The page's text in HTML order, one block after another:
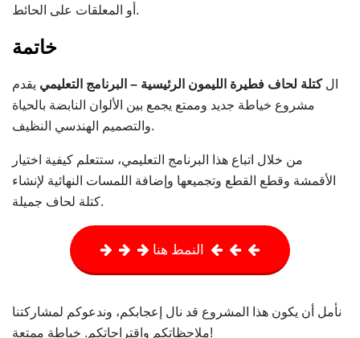
أو المعلقات على الحائط.
خاتمة
الكتلة لحاف فطيرة الليمون الرئيسية – البرنامج التعليمي يقدم
مشروع خياطة جديد وممتع يجمع بين الألوان النابضة بالحياة
والتصميم الهندسي النظيف.
من خلال اتباع هذا البرنامج التعليمي، ستتعلم كيفية اختيار
الأقمشة وقطع القطع وتجميعها وإضافة اللمسات النهائية لإنشاء
كتلة لحاف جميلة.
نأمل أن يكون هذا المشروع قد نال إعجابكم، وندعوكم لمشاركتنا
ملاحظاتكم واقتراحاتكم. خياطة ممتعة!